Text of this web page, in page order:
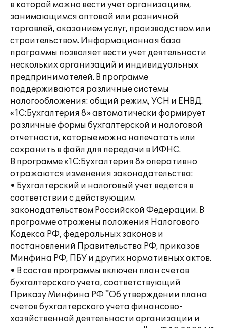
в которой можно вести учет организациям,
занимающимся оптовой или розничной
торговлей, оказанием услуг, производством или
строительством. Информационная база
программы позволяет вести учет деятельности
нескольких организаций и индивидуальных
предпринимателей. В программе
поддерживаются различные системы
налогообложения: общий режим, УСН и ЕНВД.
«1С:Бухгалтерия 8» автоматически формирует
различные формы бухгалтерской и налоговой
отчетности, которые можно напечатать или
сохранить в файл для передачи в ИФНС.
В программе «1С:Бухгалтерия 8» оперативно
отражаются изменения законодательства:
• Бухгалтерский и налоговый учет ведется в
соответствии с действующим
законодательством Российской Федерации. В
программе отражены положения Налогового
Кодекса РФ, федеральных законов и
постановлений Правительства РФ, приказов
Минфина РФ, ПБУ и других нормативных актов.
• В состав программы включен план счетов
бухгалтерского учета, соответствующий
Приказу Минфина РФ "Об утверждении плана
счетов бухгалтерского учета финансово-
хозяйственной деятельности организации и